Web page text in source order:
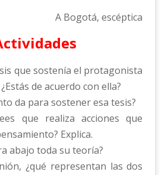
A Bogotá, escéptica
que sostenía el protagonista
de acuerdo con ella?
da para sostener esa tesis?
que realiza acciones que
Explica.
abajo toda su teoría?
¿qué representan las dos